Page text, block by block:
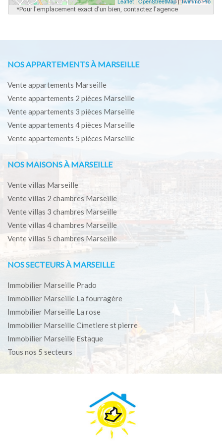
*Pour l'emplacement exact d'un bien, contactez l'agence
NOS APPARTEMENTS À MARSEILLE
Vente appartements Marseille
Vente appartements 2 pièces Marseille
Vente appartements 3 pièces Marseille
Vente appartements 4 pièces Marseille
Vente appartements 5 pièces Marseille
NOS MAISONS À MARSEILLE
Vente villas Marseille
Vente villas 2 chambres Marseille
Vente villas 3 chambres Marseille
Vente villas 4 chambres Marseille
Vente villas 5 chambres Marseille
NOS SECTEURS À MARSEILLE
Immobilier Marseille Prado
Immobilier Marseille La fourragère
Immobilier Marseille La rose
Immobilier Marseille Cimetiere st pierre
Immobilier Marseille Estaque
Tous nos 5 secteurs